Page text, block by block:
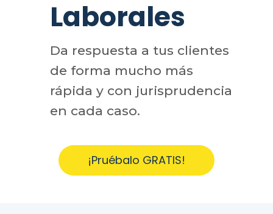
Laborales
Da respuesta a tus clientes
de forma mucho más
rápida y con jurisprudencia
en cada caso.
¡Pruébalo GRATIS!